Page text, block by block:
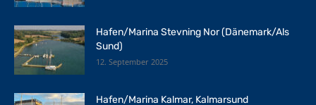
Hafen/Marina Stevning Nor (Dänemark/Als
Sund)
12. September 2025
Hafen/Marina Kalmar, Kalmarsund